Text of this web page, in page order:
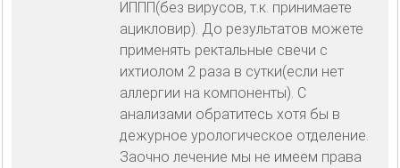
ИППП(без вирусов, т.к. принимаете
ацикловир). До результатов можете
применять ректальные свечи с
ихтиолом 2 раза в сутки(если нет
аллергии на компоненты). С
анализами обратитесь хотя бы в
дежурное урологическое отделение.
Заочно лечение мы не имеем права